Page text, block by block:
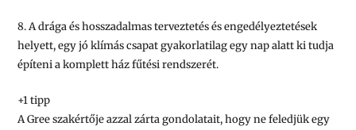
8. A drága és hosszadalmas terveztetés és engedélyeztetések
helyett, egy jó klímás csapat gyakorlatilag egy nap alatt ki tudja
építeni a komplett ház fűtési rendszerét.
+1 tipp
A Gree szakértője azzal zárta gondolatait, hogy ne feledjük egy